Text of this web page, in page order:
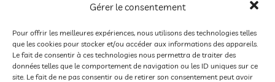
Gérer le consentement
Pour offrir les meilleures expériences, nous utilisons des technologies telles
que les cookies pour stocker et/ou accéder aux informations des appareils.
Le fait de consentir à ces technologies nous permettra de traiter des
données telles que le comportement de navigation ou les ID uniques sur ce
site. Le fait de ne pas consentir ou de retirer son consentement peut avoir
le spectacle de POUP’S à l’école de Ste COLOMBE de
CHARMES le 29 mars. J’ai vraiment apprécié tout
comme les enfants ce spectacle vivant , frais , de